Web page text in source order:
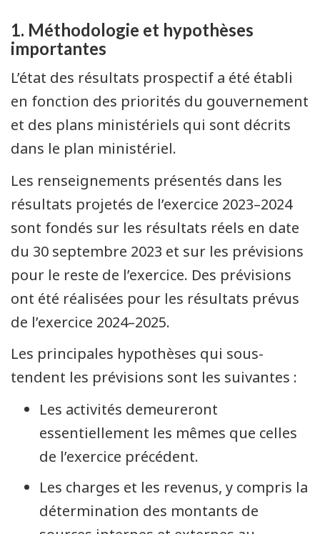
1. Méthodologie et hypothèses
importantes
L’état des résultats prospectif a été établi
en fonction des priorités du gouvernement
et des plans ministériels qui sont décrits
dans le plan ministériel.
Les renseignements présentés dans les
résultats projetés de l’exercice 2023–2024
sont fondés sur les résultats réels en date
du 30 septembre 2023 et sur les prévisions
pour le reste de l’exercice. Des prévisions
ont été réalisées pour les résultats prévus
de l’exercice 2024–2025.
Les principales hypothèses qui sous-
tendent les prévisions sont les suivantes :
Les activités demeureront
essentiellement les mêmes que celles
de l’exercice précédent.
Les charges et les revenus, y compris la
détermination des montants de